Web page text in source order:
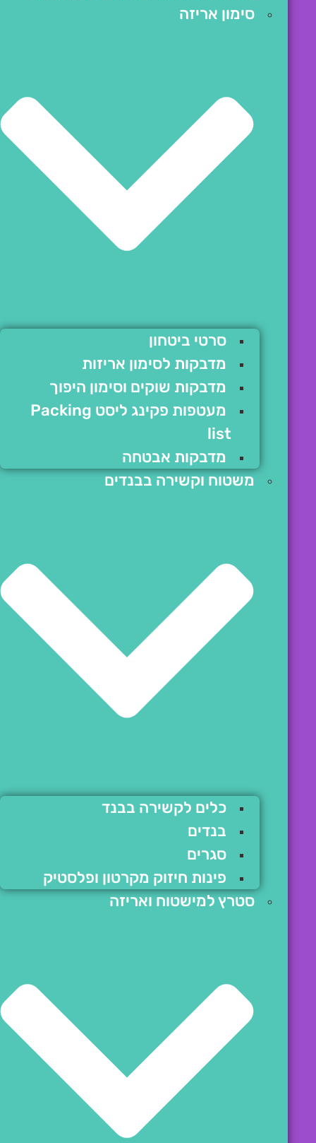
סימון אריזה
סרטי ביטחון
מדבקות לסימון אריזות
מדבקות שוקים וסימון היפוך
מעטפות פקינג ליסט Packing
list
מדבקות אבטחה
משטוח וקשירה בבנדים
כלים לקשירה בבנד
בנדים
סגרים
פינות חיזוק מקרטון ופלסטיק
סטרץ למישטוח ואריזה